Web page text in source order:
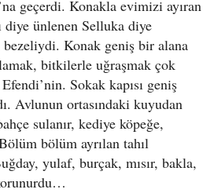
geçerdi. Konakla evimizi ayıran
diye ünlenen Selluka diye
bezeliydi. Konak geniş bir alana
bitkilerle uğraşmak çok
Sokak kapısı geniş
Avlunun ortasındaki kuyudan
sulanır, kediye köpeğe,
bölüm ayrılan tahıl
yulaf, burçak, mısır, bakla,